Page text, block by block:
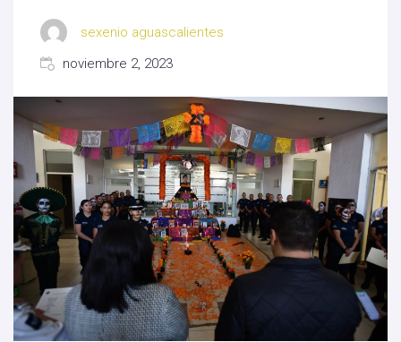
sexenio aguascalientes
noviembre 2, 2023